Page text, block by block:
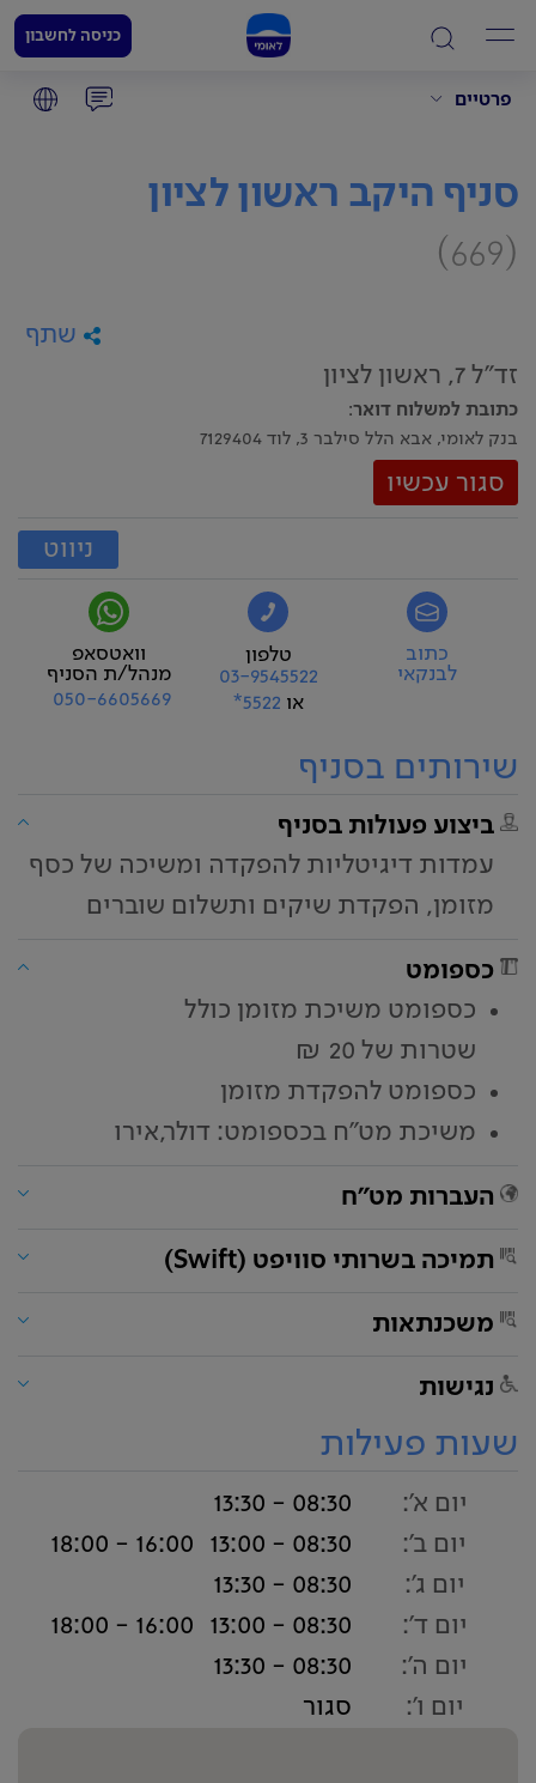
פרטיים
כניסה לחשבון
סניף היקב ראשון לציון
(669)
שתף
זד"ל 7, ראשון לציון
כתובת למשלוח דואר:
בנק לאומי, אבא הלל סילבר 3, לוד 7129404
סגור עכשיו
ניווט
כתוב
לבנקאי
טלפון
03-9545522
או 5522*
וואטסאפ
מנהל/ת הסניף
050-6605669
שירותים בסניף
ביצוע פעולות בסניף
עמדות דיגיטליות להפקדה ומשיכה של כסף
מזומן, הפקדת שיקים ותשלום שוברים
כספומט
כספומט משיכת מזומן כולל
שטרות של 20 ₪
כספומט להפקדת מזומן
משיכת מט"ח בכספומט: דולר,אירו
העברות מט"ח
תמיכה בשרותי סוויפט (Swift)
משכנתאות
נגישות
שעות פעילות
יום א':
08:30 - 13:30
יום ב':
08:30 - 13:00
16:00 - 18:00
יום ג':
08:30 - 13:30
יום ד':
08:30 - 13:00
16:00 - 18:00
יום ה':
08:30 - 13:30
יום ו':
סגור